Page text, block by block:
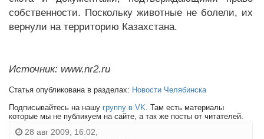
собственности. Поскольку животные не болели, их
вернули на территорию Казахстана.
Источник: www.nr2.ru
Статья опубликована в разделах: Новости Челябинска
Подписывайтесь на нашу группу в VK. Там есть материалы
которые мы не публикуем на сайте, а так же посты от читателей.
28 авг 2009, 16:02,